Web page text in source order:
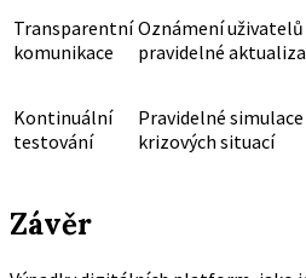
Transparentní
komunikace
Oznámení uživatelů
pravidelné
Kontinuální
testování
Pravidelné simulace
krizových situací
Závěr